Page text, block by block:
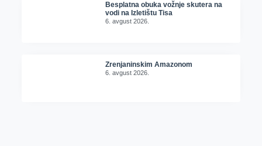
Besplatna obuka vožnje skutera na
vodi na Izletištu Tisa
6. avgust 2026.
Zrenjaninskim Amazonom
6. avgust 2026.